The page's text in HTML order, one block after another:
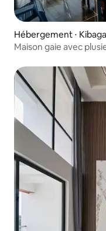
Hébergement ⋅
Maison gaie avec